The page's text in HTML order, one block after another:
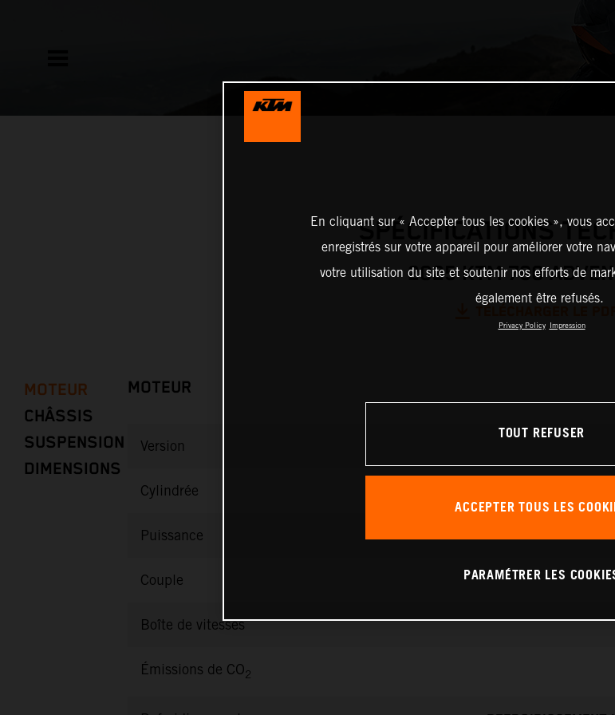
SPÉCIFICATIONS
2025 KTM 790
MOTEUR
CHÂSSIS
SUSPENSION
DIMENSIONS
MOTEUR
Version
Cylindrée
Puissance
Couple
Boîte de vitesses
Émissions de CO2
En cliquant sur « Accepter tous les cookies », vous
enregistrés sur votre appareil pour améliorer votre
votre utilisation du site et soutenir nos efforts de
également être refusés.
Privacy Policy Impression
TOUT REFUSER
ACCEPTER TOUS LES
PARAMÉTRER LES